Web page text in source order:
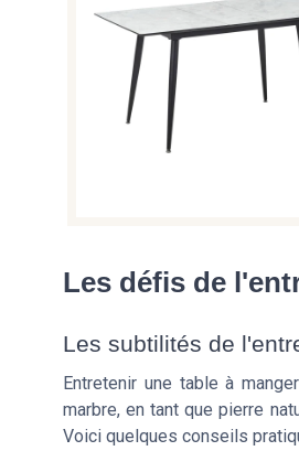
Les défis de
Les subtilités de
Entretenir une table à
marbre, en tant que pierre
Voici quelques conseils